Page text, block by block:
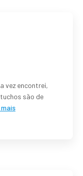
vez encontrei,
são de